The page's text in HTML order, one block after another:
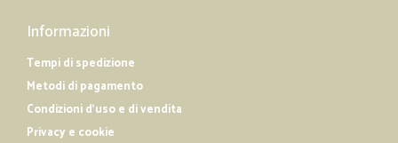
Informazioni
Tempi di spedizione
Metodi di pagamento
Condizioni d'uso e di vendita
Privacy e cookie